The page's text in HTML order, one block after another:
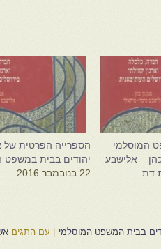
המוסלמי
כהן – אלישבע
דת
הספרייה הפרטית של
יהודים בבית במשפט
22 בנובמבר 2016
בבית המשפט המוסלמי עם התגים